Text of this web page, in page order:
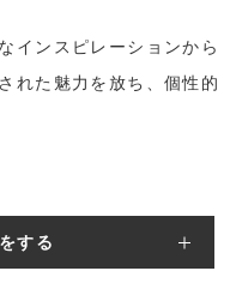
～
インスピレーションから
れた魅力を放ち、個性的
する